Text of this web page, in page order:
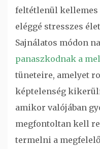
feltétlenül kellemes
eléggé stresszes
Sajnálatos módon
panaszkodnak a
tüneteire, amelyet
képtelenség
amikor valójában
megfontoltan kell
termelni a